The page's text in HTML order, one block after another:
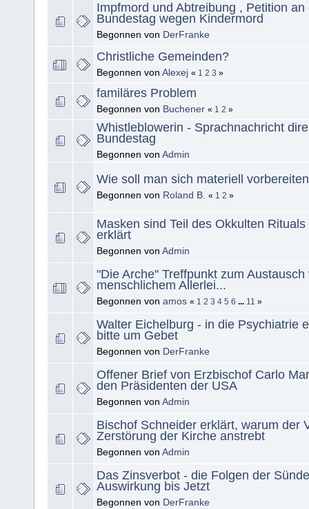
Impfmord und Abtreibung , Petition an
Bundestag wegen Kindermord
Begonnen von DerFranke
Christliche Gemeinden?
Begonnen von Alexej « 1 2 3 »
familäres Problem
Begonnen von Buchener « 1 2 »
Whistleblowerin - Sprachnachricht
Bundestag
Begonnen von Admin
Wie soll man sich materiell
Begonnen von Roland B. « 1 2 »
Masken sind Teil des Okkulten
erklärt
Begonnen von Admin
"Die Arche" Treffpunkt zum Austausch
menschlichem Allerlei...
Begonnen von amos « 1 2 3 4 5 6 ... 11 »
Walter Eichelburg - in die Psychiatrie
bitte um Gebet
Begonnen von DerFranke
Offener Brief von Erzbischof Carlo
den Präsidenten der USA
Begonnen von Admin
Bischof Schneider erklärt, warum der
Zerstörung der Kirche anstrebt
Begonnen von Admin
Das Zinsverbot - die Folgen der
Auswirkung bis Jetzt
Begonnen von DerFranke